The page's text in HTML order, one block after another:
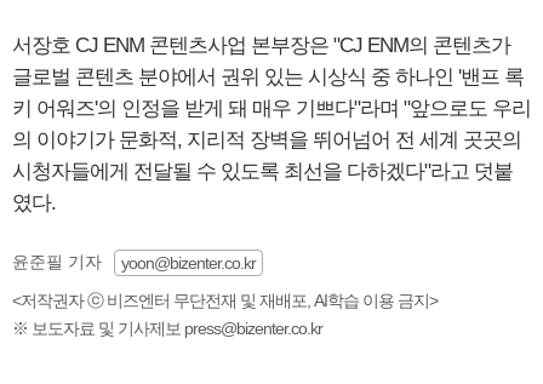
서장호 CJ ENM 콘텐츠사업 본부장은 "CJ ENM의 콘텐츠가
글로벌 콘텐츠 분야에서 권위 있는 시상식 중 하나인 '밴프 록
키 어워즈'의 인정을 받게 돼 매우 기쁘다"라며 "앞으로도 우리
의 이야기가 문화적, 지리적 장벽을 뛰어넘어 전 세계 곳곳의
시청자들에게 전달될 수 있도록 최선을 다하겠다"라고 덧붙
였다.
윤준필 기자
yoon@bizenter.co.kr
<저작권자 ⓒ 비즈엔터 무단전재 및 재배포, AI학습 이용 금지>
※ 보도자료 및 기사제보 press@bizenter.co.kr